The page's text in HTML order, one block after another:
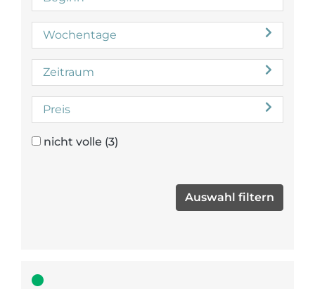
Wochentage
Zeitraum
Preis
nicht volle (3)